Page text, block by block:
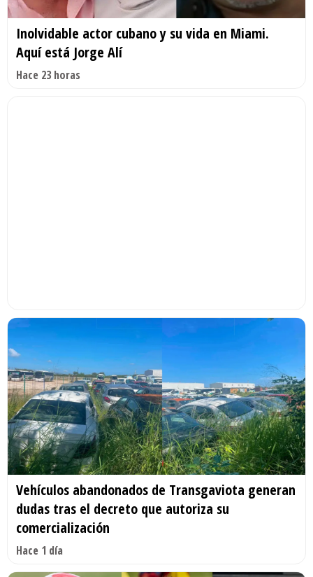
Inolvidable actor cubano y su vida en Miami.
Aquí está Jorge Alí
Hace 23 horas
Vehículos abandonados de Transgaviota generan
dudas tras el decreto que autoriza su
comercialización
Hace 1 día